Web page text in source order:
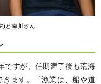
)と南川さん
ですが、任期満了後も荒海
ます。「漁業は、船や道